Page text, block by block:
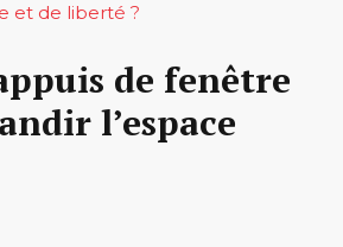
et de liberté ?
de fenêtre
l’espace